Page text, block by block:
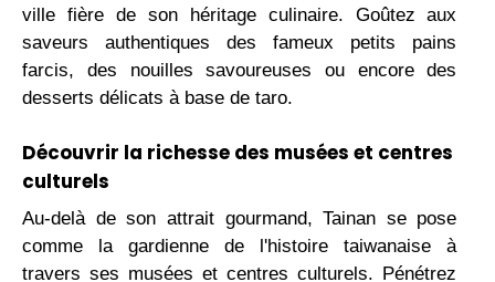
ville fière de son héritage culinaire. Goûtez aux
saveurs authentiques des fameux petits pains
farcis, des nouilles savoureuses ou encore des
desserts délicats à base de taro.
Découvrir la richesse des musées et centres
culturels
Au-delà de son attrait gourmand, Tainan se pose
comme la gardienne de l'histoire taiwanaise à
travers ses musées et centres culturels. Pénétrez